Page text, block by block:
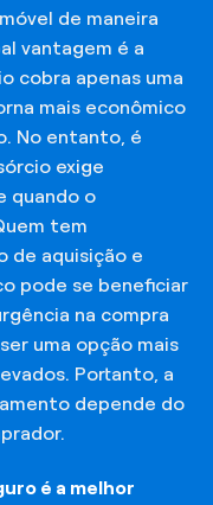
de maneira
vantagem é a
cobra apenas uma
mais econômico
No entanto, é
exige
quando o
tem
de aquisição e
pode se beneficiar
na compra
uma opção mais
Portanto, a
depende do
é a melhor